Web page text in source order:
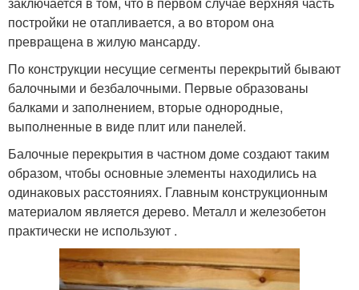
постройки не отапливается, а во втором она
превращена в жилую мансарду.
По конструкции несущие сегменты перекрытий бывают
балочными и безбалочными. Первые образованы
балками и заполнением, вторые однородные,
выполненные в виде плит или панелей.
Балочные перекрытия в частном доме создают таким
образом, чтобы основные элементы находились на
одинаковых расстояниях. Главным конструкционным
материалом является дерево. Металл и железобетон
практически не используют .